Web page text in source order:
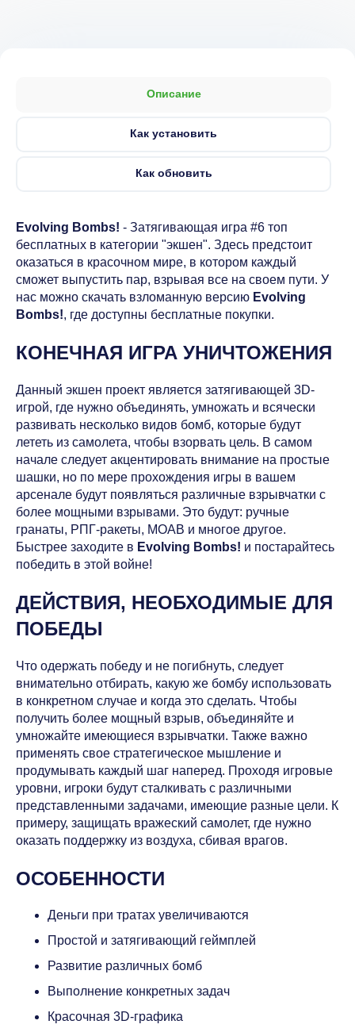
Описание
Как установить
Как обновить
Evolving Bombs! - Затягивающая игра #6 топ
бесплатных в категории "экшен". Здесь предстоит
оказаться в красочном мире, в котором каждый
сможет выпустить пар, взрывая все на своем пути. У
нас можно скачать взломанную версию Evolving
Bombs!, где доступны бесплатные покупки.
КОНЕЧНАЯ ИГРА УНИЧТОЖЕНИЯ
Данный экшен проект является затягивающей 3D-
игрой, где нужно объединять, умножать и всячески
развивать несколько видов бомб, которые будут
лететь из самолета, чтобы взорвать цель. В самом
начале следует акцентировать внимание на простые
шашки, но по мере прохождения игры в вашем
арсенале будут появляться различные взрывчатки с
более мощными взрывами. Это будут: ручные
гранаты, РПГ-ракеты, МОАВ и многое другое.
Быстрее заходите в Evolving Bombs! и постарайтесь
победить в этой войне!
ДЕЙСТВИЯ, НЕОБХОДИМЫЕ ДЛЯ
ПОБЕДЫ
Что одержать победу и не погибнуть, следует
внимательно отбирать, какую же бомбу использовать
в конкретном случае и когда это сделать. Чтобы
получить более мощный взрыв, объединяйте и
умножайте имеющиеся взрывчатки. Также важно
применять свое стратегическое мышление и
продумывать каждый шаг наперед. Проходя игровые
уровни, игроки будут сталкивать с различными
представленными задачами, имеющие разные цели. К
примеру, защищать вражеский самолет, где нужно
оказать поддержку из воздуха, сбивая врагов.
ОСОБЕННОСТИ
Деньги при тратах увеличиваются
Простой и затягивающий геймплей
Развитие различных бомб
Выполнение конкретных задач
Красочная 3D-графика